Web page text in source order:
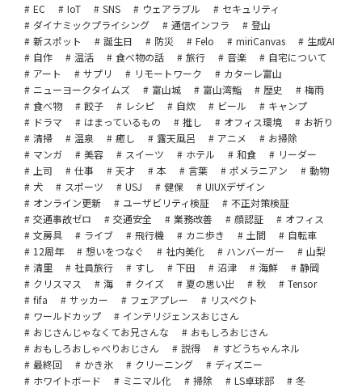
EC
IoT SNS ウェアラブル
セキュリティ
ダイナミックプライシング
通信インフラ
登山
新スポット
誕生日 防災 Felo miriCanvas
生成AI
自作
温活 食べ物の話 旅行 音楽
自宅について
アート
サプリ リモートワーク
カターレ富山
ニューヨークタイムズ
富山城 富山湾鮨 歴史
梅雨
食べ物
餃子 レシピ 自炊 ビール
キャンプ
ドラマ
はまっているもの 推し オフィス環境
お祈り
清掃
温泉 癒し 露天風呂 アニメ
お掃除
マンガ
美容 スイーツ ホテル 和食
リーダー
上司
仕事 天才 本 言葉 ポメラニアン
動物
犬
スポーツ USJ 健保
UIUXデザイン
オンライン更新
ユーザビリティ検証
不正対策検証
交通事故ゼロ
交通安全 業務改善 顔認証
オフィス
文房具
ライブ 飛行機 カニ歩き 土間
自転車
12周年
想いをつなぐ 社内美化 ハンバーガー
山梨
清里
社員旅行 すし 下田 沼津 海鮮
静岡
クリスマス
海 クイズ 夏の思い出 秋
Tensor
fifa
サッカー フェアプレー
リスペクト
ワールドカップ
インテリジェンスおじさん
おじさんじゃなくてお兄さんな
おもしろおじさん
おもしろおしゃべりおじさん
説得
すどうちゃんネル
最終回
かき氷 クリーニング
ディズニー
ホワイトボード
ミニマル化 掃除 LS卓球部
冬